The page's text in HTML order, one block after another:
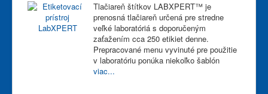
Tlačiareň štítkov LABXPERT™ je
prenosná tlačiareň určená pre stredne
veľké laboratóriá s doporučeným
zaťažením cca 250 etikiet denne.
Prepracované menu vyvinuté pre použitie
v laboratóriu ponúka niekoľko šablón
viac...